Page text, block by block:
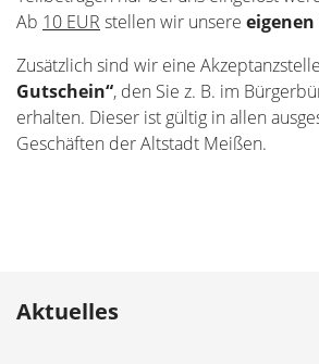
Ab 10 EUR stellen wir unsere
Zusätzlich sind wir eine
Gutschein“, den Sie z. B. im
erhalten. Dieser ist gültig in allen
Geschäften der Altstadt Meißen.
Aktuelles